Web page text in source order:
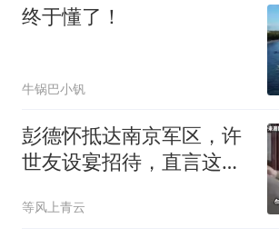
终于懂了！
牛锅巴小钒
彭德怀抵达南京军区，许
世友设宴招待，直言这是
等风上青云